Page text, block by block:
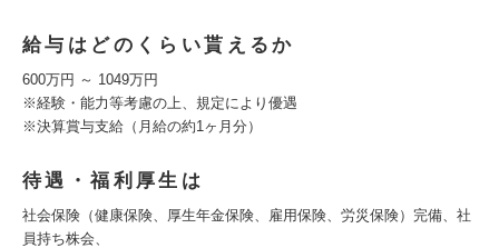
給与はどのくらい貰えるか
600万円 ～ 1049万円
※経験・能力等考慮の上、規定により優遇
※決算賞与支給（月給の約1ヶ月分）
待遇・福利厚生は
社会保険（健康保険、厚生年金保険、雇用保険、労災保険）完備、社
員持ち株会、